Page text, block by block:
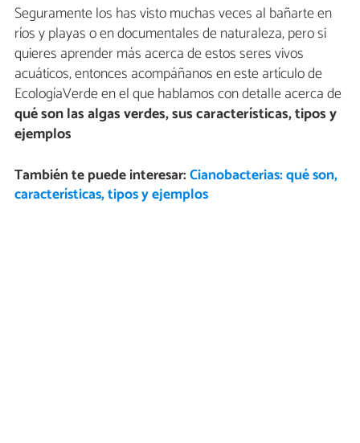
Seguramente los has visto muchas veces al bañarte en
ríos y playas o en documentales de naturaleza, pero si
quieres aprender más acerca de estos seres vivos
acuáticos, entonces acompáñanos en este artículo de
EcologíaVerde en el que hablamos con detalle acerca de
qué son las algas verdes, sus características, tipos y
ejemplos
También te puede interesar:Cianobacterias: qué son,
características, tipos y ejemplos